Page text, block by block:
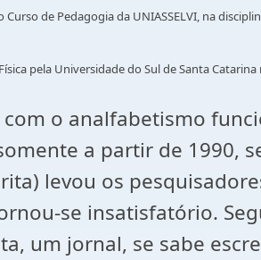
Curso de Pedagogia da UNIASSELVI, na
pela Universidade do Sul de Santa Catarina
o analfabetismo
a partir de 1990,
levou os
se insatisfatório.
um jornal, se sabe